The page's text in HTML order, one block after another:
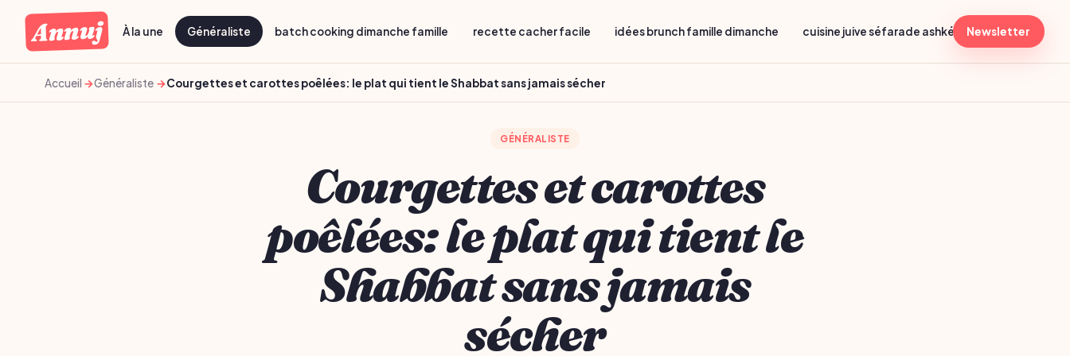
Annuj À la une Généraliste batch cooking dimanche famille recette cacher facile idées brunch famille dimanche cuisine juive séfarade ashkénaze menu
Newsletter
Accueil Généraliste Courgettes et carottes poêlées: le plat qui tient le Shabbat sans jamais sécher
GÉNÉRALISTE
Courgettes et carottes
poêlées: le plat qui tient le
Shabbat sans jamais
sécher